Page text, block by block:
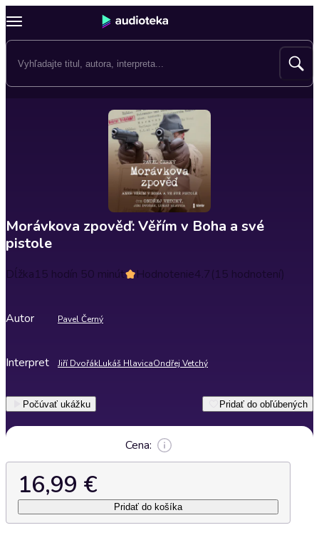
Morávkova zpověď: Věřím v Boha a své
pistole
Dĺžka15 hodín 50 minút Hodnotenie4.7(15 hodnotení)
Autor Pavel Černý
Interpret Jiří DvořákLukáš HlavicaOndřej Vetchý
Počúvať ukážku Pridať do obľúbených
Cena:
16,99 €
Pridať do košíka